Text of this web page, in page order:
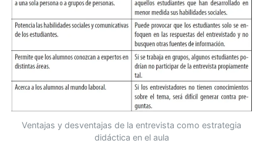
Ventajas y desventajas de la entrevista como estrategia
didáctica en el aula